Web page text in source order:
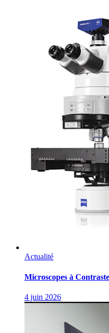
Actualité
Microscopes à
4 juin 2026